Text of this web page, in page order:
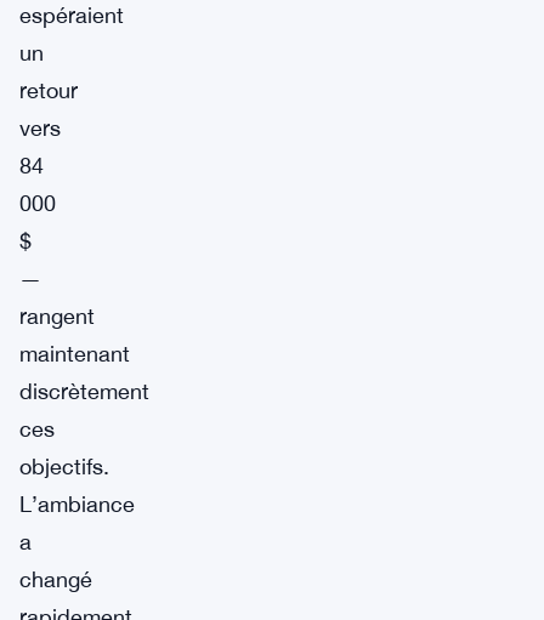
espéraient
un
retour
vers
84
000
$
—
rangent
maintenant
discrètement
ces
objectifs.
L’ambiance
a
changé